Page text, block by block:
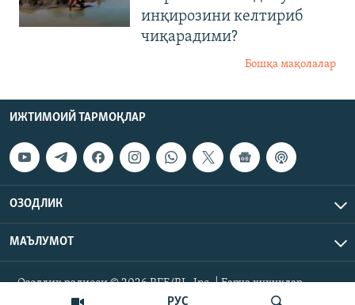
РУС
инқирозини келтириб
чиқарадими?
Бошқа мақолалар
ИЖТИМОИЙ ТАРМОҚЛАР
ОЗОДЛИК
МАЪЛУМОТ
Озодлик радиоси © 2026 RFE/RL, Inc. | Барча ҳуқуқлар
ҳимояланган.